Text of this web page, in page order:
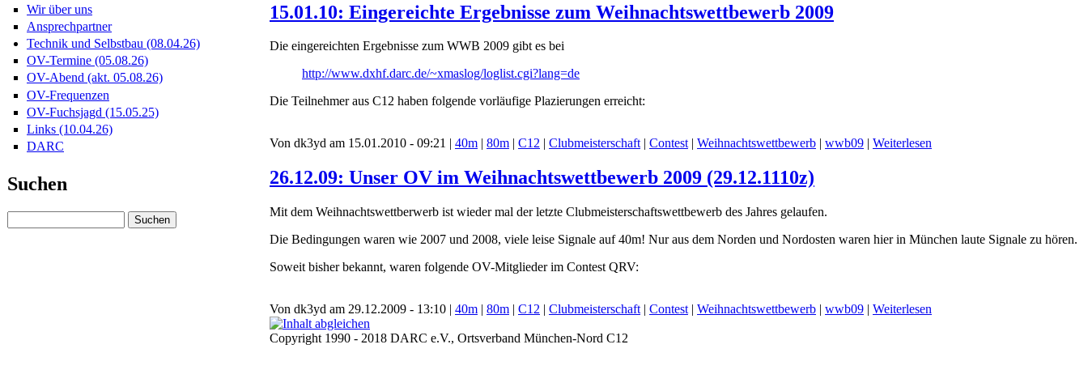
Wir über uns
Ansprechpartner
Technik und Selbstbau (08.04.26)
OV-Termine (05.08.26)
OV-Abend (akt. 05.08.26)
OV-Frequenzen
OV-Fuchsjagd (15.05.25)
Links (10.04.26)
DARC
Suchen
15.01.10: Eingereichte Ergebnisse zum Weihnachtswettbewerb 2009
Die eingereichten Ergebnisse zum WWB 2009 gibt es bei
http://www.dxhf.darc.de/~xmaslog/loglist.cgi?lang=de
Die Teilnehmer aus C12 haben folgende vorläufige Plazierungen erreicht:
Von dk3yd am 15.01.2010 - 09:21 | 40m | 80m | C12 | Clubmeisterschaft| Contest| Weihnachtswettbewerb | wwb09 | Weiterlesen
26.12.09: Unser OV im Weihnachtswettbewerb 2009 (29.12.1110z)
Mit dem Weihnachtswettberwerb ist wieder mal der letzte Clubmeisterschaftswettbewerb des Jahres gelaufen.
Die Bedingungen waren wie 2007 und 2008, viele leise Signale auf 40m! Nur aus dem Norden und Nordosten waren hier in München laute Signale zu hören.
Soweit bisher bekannt, waren folgende OV-Mitglieder im Contest QRV:
Von dk3yd am 29.12.2009 - 13:10 | 40m | 80m | C12 | Clubmeisterschaft | Contest | Weihnachtswettbewerb | wwb09 | Weiterlesen
Copyright 1990 - 2018 DARC e.V., Ortsverband München-Nord C12